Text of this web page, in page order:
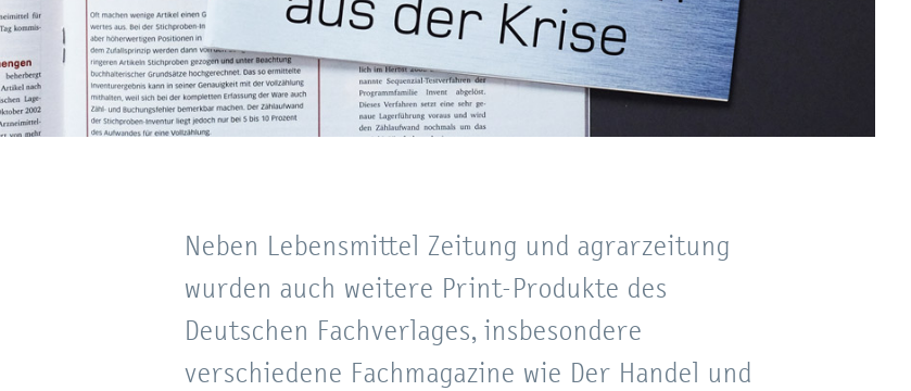
Neben Lebensmittel Zeitung und agrarzeitung
wurden auch weitere Print-Produkte des
Deutschen Fachverlages, insbesondere
verschiedene Fachmagazine wie Der Handel und